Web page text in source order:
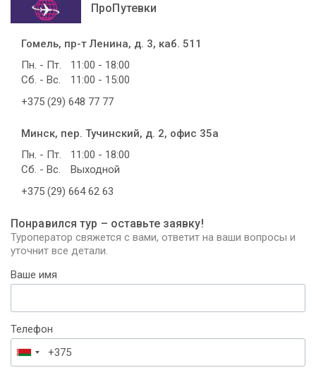
ПроПутевки
Гомель, пр-т Ленина, д. 3, каб. 511
Пн. - Пт.
11:00 - 18:00
Сб. - Вс.
11:00 - 15:00
+375 (29) 648 77 77
Минск, пер. Тучинский, д. 2, офис 35а
Пн. - Пт.
11:00 - 18:00
Сб. - Вс.
Выходной
+375 (29) 664 62 63
Понравился тур – оставьте заявку!
Туроператор свяжется с вами, ответит на ваши вопросы и
уточнит все детали.
Ваше имя
Телефон
Беларусь
+375